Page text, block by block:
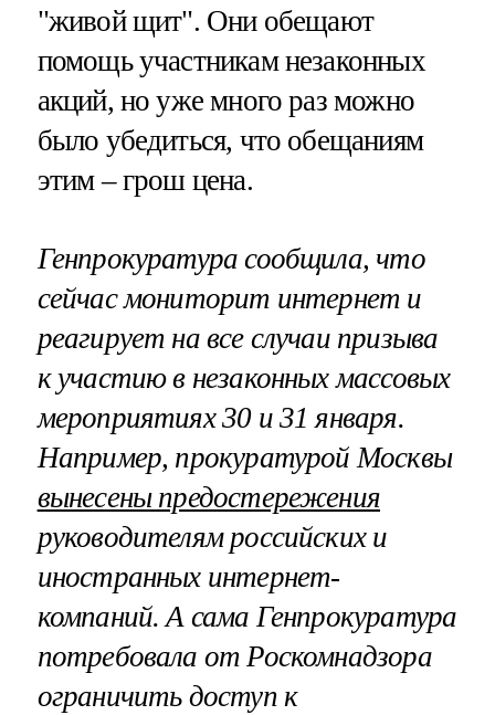
"живой щит". Они обещают
помощь участникам незаконных
акций, но уже много раз можно
было убедиться, что обещаниям
этим – грош цена.
Генпрокуратура сообщила, что
сейчас мониторит интернет и
реагирует на все случаи призыва
к участию в незаконных массовых
мероприятиях 30 и 31 января.
Например, прокуратурой Москвы
вынесены предостережения
руководителям российских и
иностранных интернет-
компаний. А сама Генпрокуратура
потребовала от Роскомнадзора
ограничить доступ к